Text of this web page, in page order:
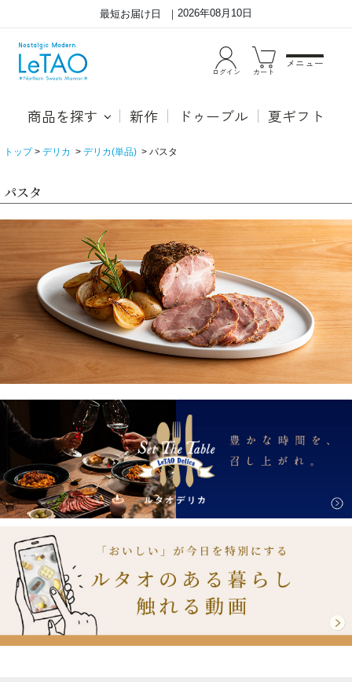
最短お届け日 2026年08月10日
ログイン カート
メニュー
商品を探す 新作 ドゥーブル 夏ギフト
トップ デリカ デリカ(単品) パスタ
パスタ